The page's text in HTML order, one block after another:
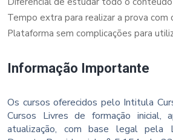
Tempo extra para realizar a prova com
Plataforma sem complicações para
Informação Importante
Os cursos oferecidos pelo Intitula
Cursos Livres de formação inicial,
atualização, com base legal pela